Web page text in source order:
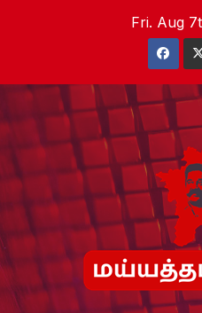
Fri. Aug